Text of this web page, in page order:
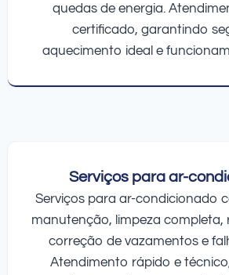
quedas de energia.
certificado, garantindo
aquecimento ideal e
Serviços para ar-
Serviços para ar-condicionado
manutenção, limpeza completa,
correção de vazamentos e
Atendimento rápido e